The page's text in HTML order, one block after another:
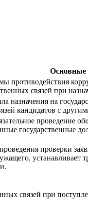
Основные
противодействия
связей при
назначения на
кандидатов с
проведение
государственные
проверки
связей при